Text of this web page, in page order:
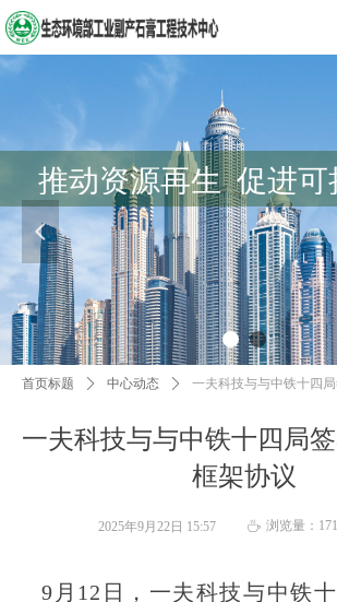
推动资源再生 促进可
넳
一夫科技与与中铁十四局
框架协议
首页标题 ꄲ 中心动态 ꄲ 一夫科技与与中铁十四
9月12日
，一夫科技与中铁
2025年9月22日 15:57 ꄘ 浏览量：